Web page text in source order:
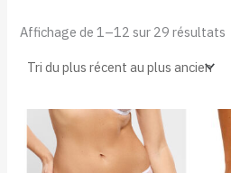
Affichage de 1–12 sur 29 résultats